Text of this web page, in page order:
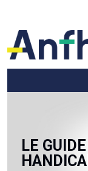
LE GUIDE